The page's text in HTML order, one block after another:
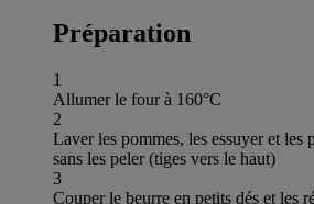
Préparation
1
Allumer le four à 160°C
2
Laver les pommes, les essuyer et les
sans les peler (tiges vers le haut)
3
Couper le beurre en petits dés et les